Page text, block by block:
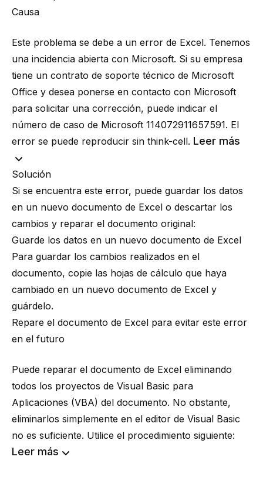
Causa
Este problema se debe a un error de Excel. Tenemos
una incidencia abierta con Microsoft. Si su empresa
tiene un contrato de soporte técnico de Microsoft
Office y desea ponerse en contacto con Microsoft
para solicitar una corrección, puede indicar el
número de caso de Microsoft 114072911657591. El
error se puede reproducir sin think-cell. Leer más
Solución
Si se encuentra este error, puede guardar los datos
en un nuevo documento de Excel o descartar los
cambios y reparar el documento original:
Guarde los datos en un nuevo documento de Excel
Para guardar los cambios realizados en el
documento, copie las hojas de cálculo que haya
cambiado en un nuevo documento de Excel y
guárdelo.
Repare el documento de Excel para evitar este error
en el futuro
Puede reparar el documento de Excel eliminando
todos los proyectos de Visual Basic para
Aplicaciones (VBA) del documento. No obstante,
eliminarlos simplemente en el editor de Visual Basic
no es suficiente. Utilice el procedimiento siguiente:
Leer más